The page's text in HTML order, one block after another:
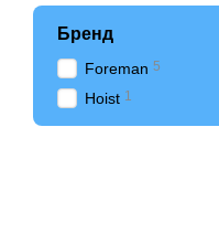
Бренд
Foreman 5
Hoist 1